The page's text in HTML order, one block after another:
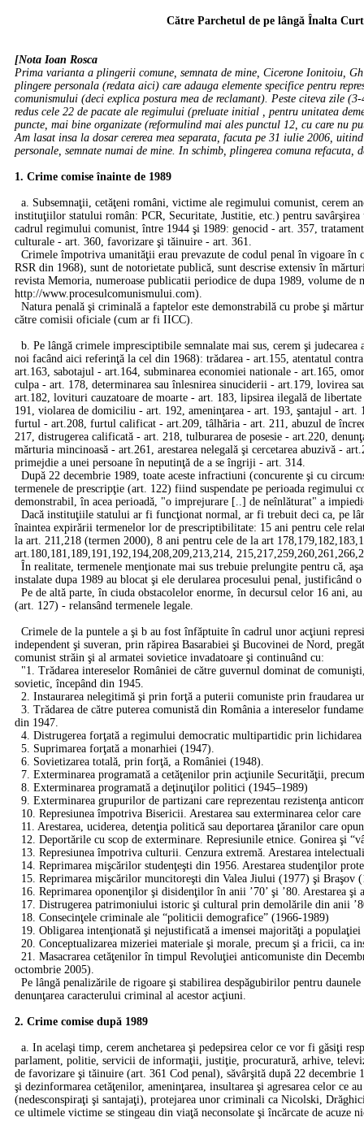
Către Parchetul de pe lângă Înalta
[Nota Ioan Rosca
Prima varianta a plingerii comune, semnata de mine, Cicerone Ionitoiu,
plingere personala (redata aici) care adauga elemente specifice pentru
comunismului (deci explica postura mea de reclamant). Peste citeva zile
redus cele 22 de pacate ale regimului (preluate initial , pentru unitatea
puncte, mai bine organizate (reformulind mai ales punctul 12, cu care nu
Am lasat insa la dosar cererea mea separata, facuta pe 31 iulie 2006,
personale, semnate numai de mine. In schimb, plingerea comuna
1. Crime comise înainte de 1989
a. Subsemnaţii, cetăţeni români, victime ale regimului comunist, cerem
instituţiilor statului român: PCR, Securitate, Justitie, etc.) pentru
cadrul regimului comunist, între 1944 şi 1989: genocid - art. 357,
culturale - art. 360, favorizare şi tăinuire - art. 361.
Crimele împotriva umanităţii erau prevazute de codul penal în vigoare
RSR din 1968), sunt de notorietate publică, sunt descrise extensiv în
revista Memoria, numeroase publicatii periodice de dupa 1989, volume
http://www.procesulcomunismului.com).
Natura penală şi criminală a faptelor este demonstrabilă cu probe şi
către comisii oficiale (cum ar fi IICC).
b. Pe lângă crimele impresciptibile semnalate mai sus, cerem şi
noi facând aici referinţă la cel din 1968): trădarea - art.155, atentatul
art.163, sabotajul - art.164, subminarea economiei nationale - art.165,
culpa - art. 178, determinarea sau înlesnirea sinuciderii - art.179, lovirea
art.182, lovituri cauzatoare de moarte - art. 183, lipsirea ilegală de
191, violarea de domiciliu - art. 192, ameninţarea - art. 193, şantajul -
furtul - art.208, furtul calificat - art.209, tâlhăria - art. 211, abuzul de
217, distrugerea calificată - art. 218, tulburarea de posesie - art.220,
mărturia mincinoasă - art.261, arestarea nelegală şi cercetarea abuzivă -
primejdie a unei persoane în neputinţă de a se îngriji - art. 314.
După 22 decembrie 1989, toate aceste infractiuni (concurente şi cu
termenele de prescripţie (art. 122) fiind suspendate pe perioada
demonstrabil, în acea perioadă, "o imprejurare [..] de neînlăturat" a
Dacă instituţiile statului ar fi funcţionat normal, ar fi trebuit deci ca, pe
înaintea expirării termenelor lor de prescriptibilitate: 15 ani pentru cele
la art. 211,218 (termen 2000), 8 ani pentru cele de la art
art.180,181,189,191,192,194,208,209,213,214,
În realitate, termenele menţionate mai sus trebuie prelungite pentru că,
instalate dupa 1989 au blocat şi ele derularea procesului penal, justificând
Pe de altă parte, în ciuda obstacolelor enorme, în decursul celor 16 ani,
(art. 127) - relansând termenele legale.
Crimele de la puntele a şi b au fost înfăptuite în cadrul unor acţiuni
independent şi suveran, prin răpirea Basarabiei şi Bucovinei de Nord,
comunist străin şi al armatei sovietice invadatoare şi continuând cu:
"1. Trădarea intereselor României de către guvernul dominat de
sovietic, începând din 1945.
2. Instaurarea nelegitimă şi prin forţă a puterii comuniste prin fraudarea
3. Trădarea de către puterea comunistă din România a intereselor
din 1947.
4. Distrugerea forţată a regimului democratic multipartidic prin
5. Suprimarea forţată a monarhiei (1947).
6. Sovietizarea totală, prin forţă, a României (1948).
7. Exterminarea programată a cetăţenilor prin acţiunile Securităţii,
8. Exterminarea programată a deţinuţilor politici (1945–1989)
9. Exterminarea grupurilor de partizani care reprezentau rezistenţa
10. Represiunea împotriva Bisericii. Arestarea sau exterminarea celor
11. Arestarea, uciderea, detenţia politică sau deportarea ţăranilor care
12. Deportările cu scop de exterminare. Represiunile etnice. Gonirea şi
13. Represiunea împotriva culturii. Cenzura extremă. Arestarea
14. Reprimarea mişcărilor studenţeşti din 1956. Arestarea studenţilor
15. Reprimarea mişcărilor muncitoreşti din Valea Jiului (1977) şi Braşov
16. Reprimarea oponenţilor şi disidenţilor în anii ’70’ şi ’80. Arestarea şi
17. Distrugerea patrimoniului istoric şi cultural prin demolările din anii
18. Consecinţele criminale ale “politicii demografice” (1966-1989)
19. Obligarea intenţionată şi nejustificată a imensei majorităţi a
20. Conceptualizarea mizeriei materiale şi morale, precum şi a fricii, ca
21. Masacrarea cetăţenilor în timpul Revoluţiei anticomuniste din
octombrie 2005).
Pe lângă penalizările de rigoare şi stabilirea despăgubirilor pentru
denunţarea caracterului criminal al acestor acţiuni.
2. Crime comise după 1989
a. In acelaşi timp, cerem anchetarea şi pedepsirea celor ce vor fi găsiţi
parlament, politie, servicii de informaţii, justiţie, procuratură, arhive,
de favorizare şi tăinuire (art. 361 Cod penal), săvârşită după 22
şi dezinformarea cetăţenilor, ameninţarea, insultarea şi agresarea celor ce
(nedesconspiraţi şi santajaţi), protejarea unor criminali ca Nicolski,
ce ultimele victime se stingeau din viaţă neconsolate şi încărcate de acuze